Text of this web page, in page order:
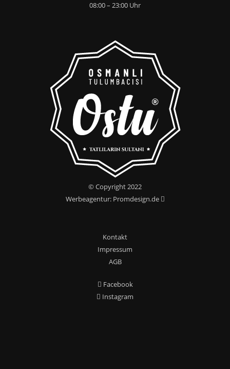
08:00 – 23:00 Uhr
© Copyright 2022
Werbeagentur: Promdesign.de
Kontakt
Impressum
AGB
Facebook
Instagram